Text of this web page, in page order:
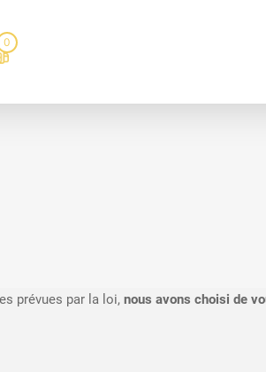
0
prévues par la loi, nous avons choisi de